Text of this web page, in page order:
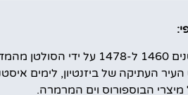
העתיקה של ביזנטיון, לימים
הבוספורוס וים המרמרה.